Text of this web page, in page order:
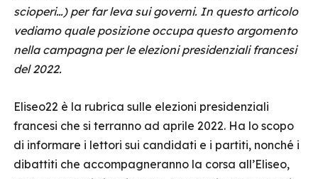
scioperi…) per far leva sui governi. In questo articolo
vediamo quale posizione occupa questo argomento
nella campagna per le elezioni presidenziali francesi
del 2022.
Eliseo22 è la rubrica sulle elezioni presidenziali
francesi che si terranno ad aprile 2022. Ha lo scopo
di informare i lettori sui candidati e i partiti, nonché i
dibattiti che accompagneranno la corsa all’Eliseo,